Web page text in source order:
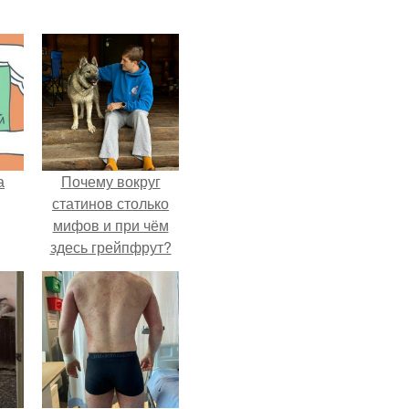
Почему вокруг
статинов столько
мифов и при чём
здесь грейпфрут?